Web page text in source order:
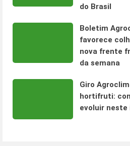
do Brasil
Boletim
favorece
nova frente
da semana
Giro
hortifruti:
evoluir neste